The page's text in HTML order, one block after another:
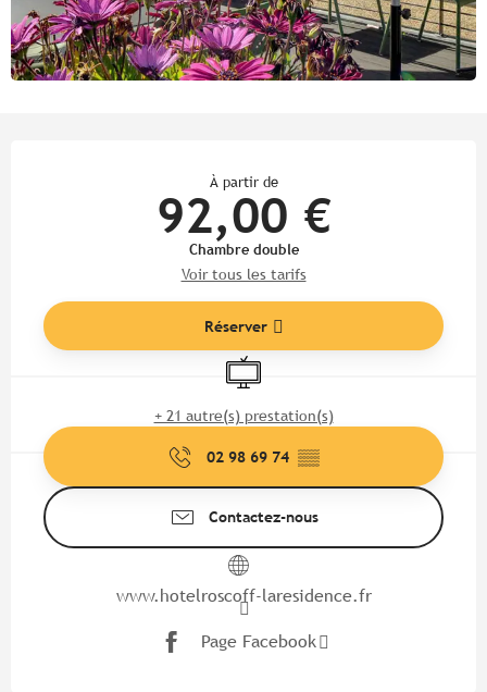
À partir de
92,00 €
Chambre double
Voir tous les tarifs
Réserver
Télévision
+ 21 autre(s) prestation(s)
02 98 69 74 ▒▒
Contactez-nous
www.hotelroscoff-laresidence.fr
Page Facebook